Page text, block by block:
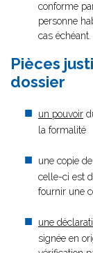
conforme
personne
cas échéant.
Pièces
dossier
un pouvoir
la formalité
une copie
celle-ci est
fournir une
une
signée en